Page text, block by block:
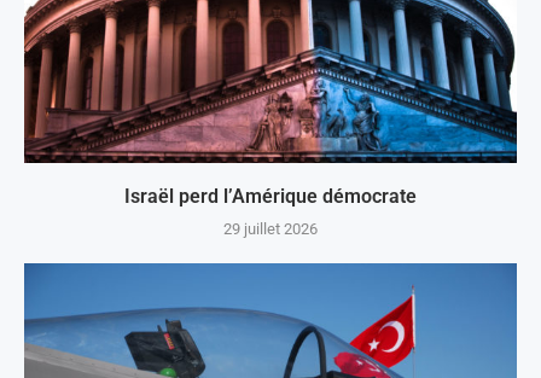
Israël perd l’Amérique démocrate
29 juillet 2026